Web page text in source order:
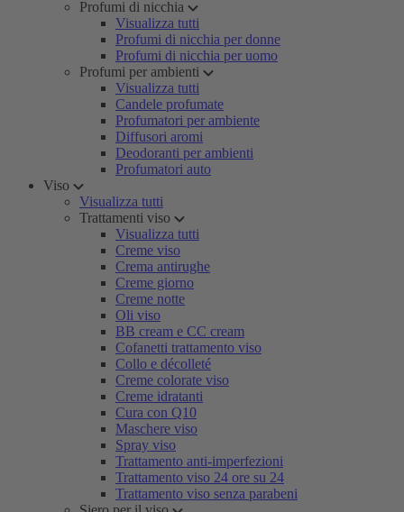
Profumi di nicchia
Visualizza tutti
Profumi di nicchia per donne
Profumi di nicchia per uomo
Profumi per ambienti
Visualizza tutti
Candele profumate
Profumatori per ambiente
Diffusori aromi
Deodoranti per ambienti
Profumatori auto
Viso
Visualizza tutti
Trattamenti viso
Visualizza tutti
Creme viso
Crema antirughe
Creme giorno
Creme notte
Oli viso
BB cream e CC cream
Cofanetti trattamento viso
Collo e décolleté
Creme colorate viso
Creme idratanti
Cura con Q10
Maschere viso
Spray viso
Trattamento anti-imperfezioni
Trattamento viso 24 ore su 24
Trattamento viso senza parabeni